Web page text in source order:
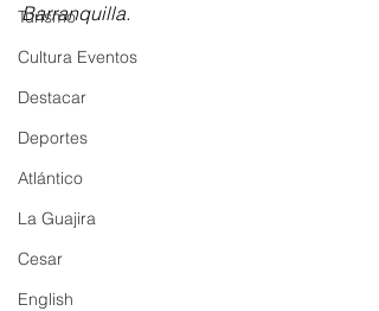
Turismo
Cultura Eventos
Destacar
Deportes
Atlántico
La Guajira
Cesar
English
Barranquilla.